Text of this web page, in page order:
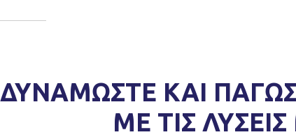
ΔΥΝΑΜΩΣΤΕ ΚΑΙ
ΜΕ ΤΙΣ